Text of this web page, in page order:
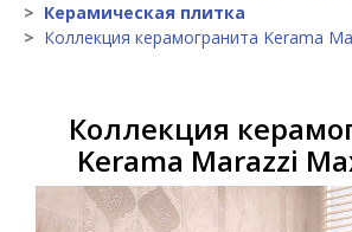
Керамическая плитка
Коллекция керамогранита Kerama
Коллекция
Kerama Marazzi